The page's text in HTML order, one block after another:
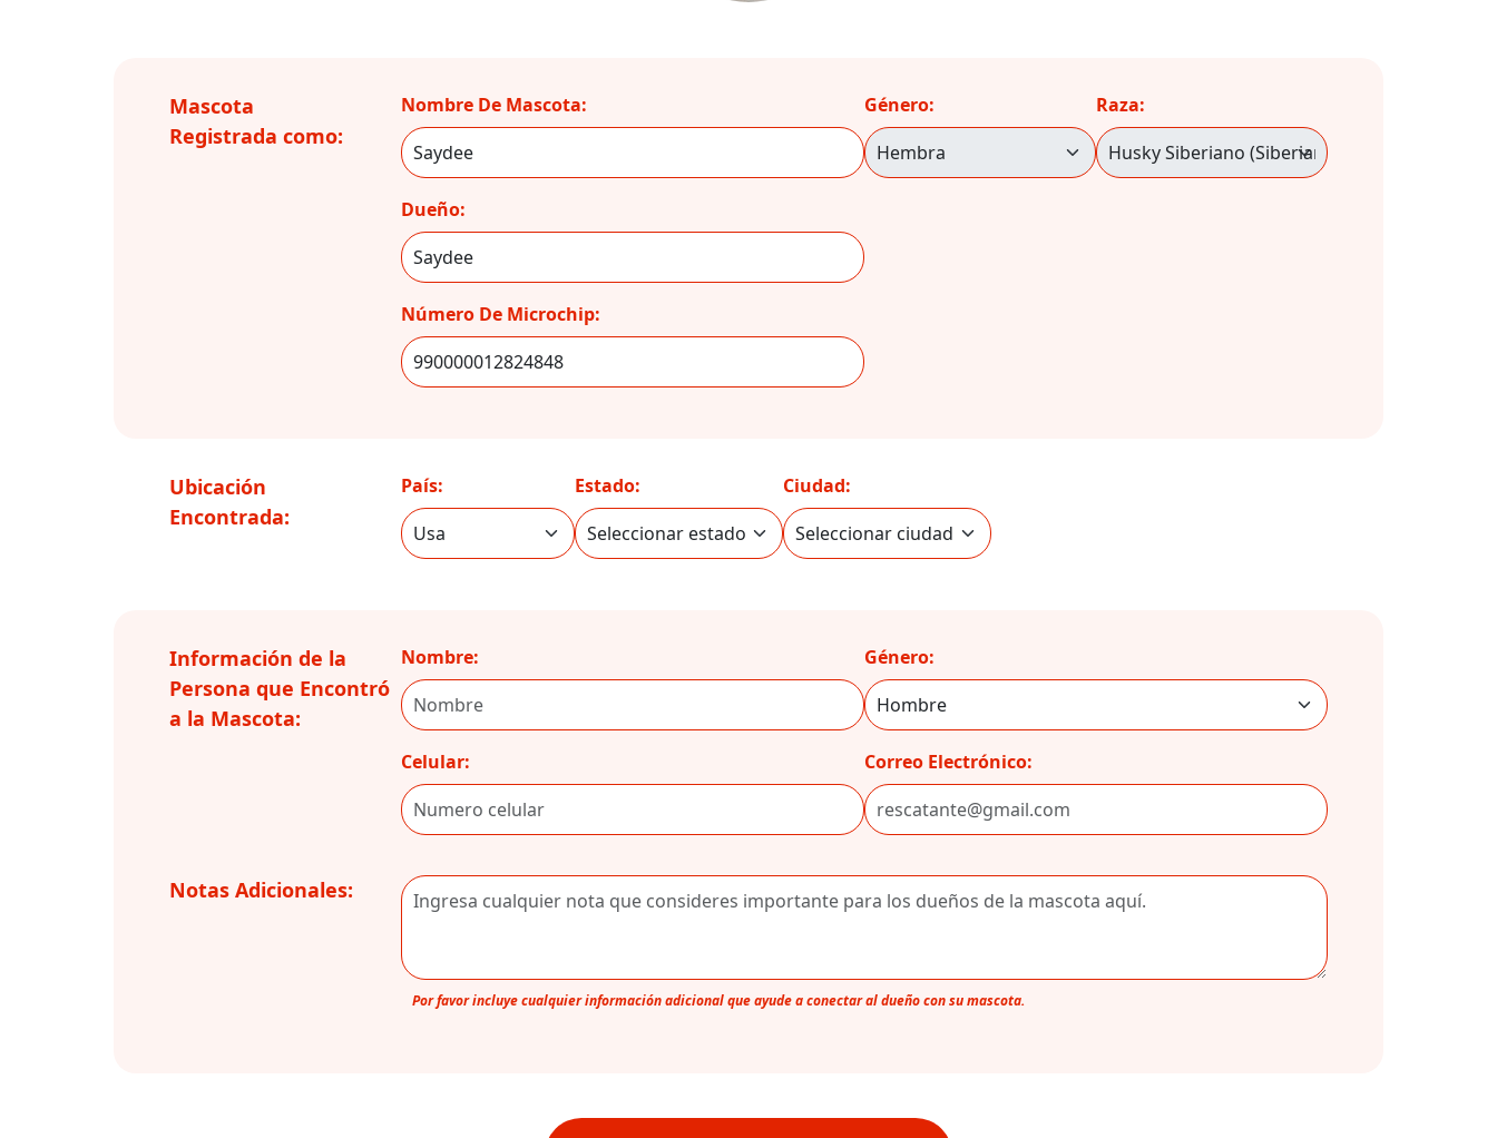
Mascota
Registrada como:
Nombre De Mascota:
Dueño:
Número De Microchip:
Género: Raza:
Ubicación
Encontrada:
País: Estado: Ciudad:
Información de la
Persona que Encontró
a la Mascota:
Nombre:
Celular:
Género:
Correo Electrónico:
Notas Adicionales:
Por favor incluye cualquier información adicional que ayude a conectar al dueño con su mascota.